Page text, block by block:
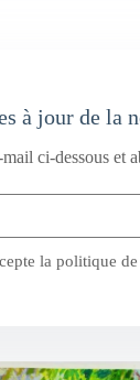
à jour de la
mail ci-dessous et
la politique